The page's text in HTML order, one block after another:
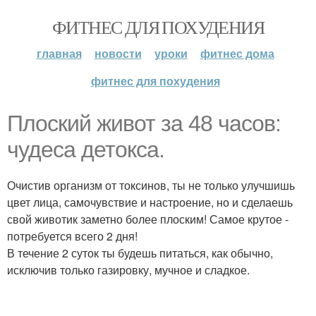
ФИТНЕС ДЛЯ ПОХУДЕНИЯ
главная новости уроки
фитнес дома
фитнес для похудения
Плоский живот за 48 часов:
чудеса детокса.
Очистив организм от токсинов, ты не только улучшишь
цвет лица, самочувствие и настроение, но и сделаешь
свой животик заметно более плоским! Самое крутое -
потребуется всего 2 дня!
В течение 2 суток ты будешь питаться, как обычно,
исключив только газировку, мучное и сладкое.